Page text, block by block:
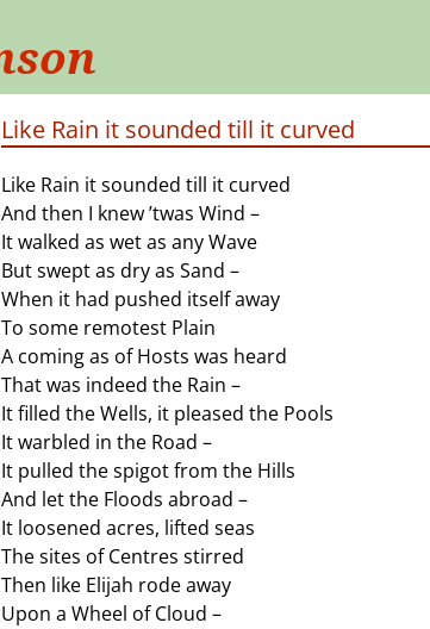
Like Rain it sounded till it curved
Like Rain it sounded till it curved
And then I knew ’twas Wind –
It walked as wet as any Wave
But swept as dry as Sand –
When it had pushed itself away
To some remotest Plain
A coming as of Hosts was heard
That was indeed the Rain –
It filled the Wells, it pleased the Pools
It warbled in the Road –
It pulled the spigot from the Hills
And let the Floods abroad –
It loosened acres, lifted seas
The sites of Centres stirred
Then like Elijah rode away
Upon a Wheel of Cloud –